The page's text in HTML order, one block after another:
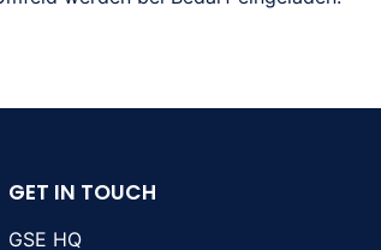
GET IN TOUCH
GSE HQ